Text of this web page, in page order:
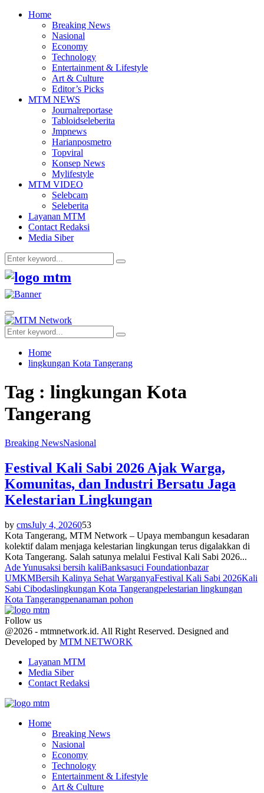
Home
Breaking News
Nasional
Economy
Technology
Entertainment & Lifestyle
Art & Culture
Editor’s Picks
MTM NEWS
Journalreportase
Tabloidseleberita
Jmpnews
Harianposmetro
Topviral
Konsep News
Mylifestyle
MTM VIDEO
Selebcam
Seleberita
Layanan MTM
Contact Redaksi
Media Siber
Search
for:
Search
Facebook
Twitter
Youtube
Primary
Menu
Search
for:
Search
Home
lingkungan Kota Tangerang
Tag : lingkungan Kota
Tangerang
Breaking NewsNasional
Festival Kali Sabi 2026 Ajak Warga,
Komunitas, dan Industri Bersatu Jaga
Kelestarian Lingkungan
by cmsJuly 4, 2026053
Kota Tangerang, MTM Network – Upaya membangun kesadaran
kolektif dalam menjaga kelestarian lingkungan terus digalakkan di
Kota Tangerang. Salah satunya melalui Festival Kali Sabi 2026...
Ade Yunusaksi bersih kaliBanksasuci Foundationbazar
UMKMBersih Kalinya Sehat WarganyaFestival Kali Sabi 2026Kali
Sabi Cibodaslingkungan Kota Tangerangpelestarian lingkungan
Kota Tangerangpenanaman pohon
Follow us
Facebook
Twitter
Youtube
@2026 - mtmnetwork.id. All Right Reserved. Designed and
Developed by MTM NETWORK
Layanan MTM
Media Siber
Contact Redaksi
Home
Breaking News
Nasional
Economy
Technology
Entertainment & Lifestyle
Art & Culture